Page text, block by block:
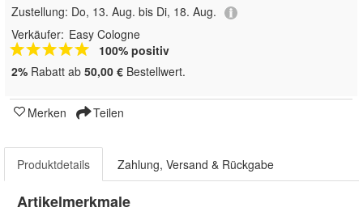
Zustellung: Do, 13. Aug. bis Di, 18. Aug.
Verkäufer: Easy Cologne
100% positiv
2% Rabatt ab 50,00 € Bestellwert.
Merken Teilen
Produktdetails Zahlung, Versand & Rückgabe
Artikelmerkmale